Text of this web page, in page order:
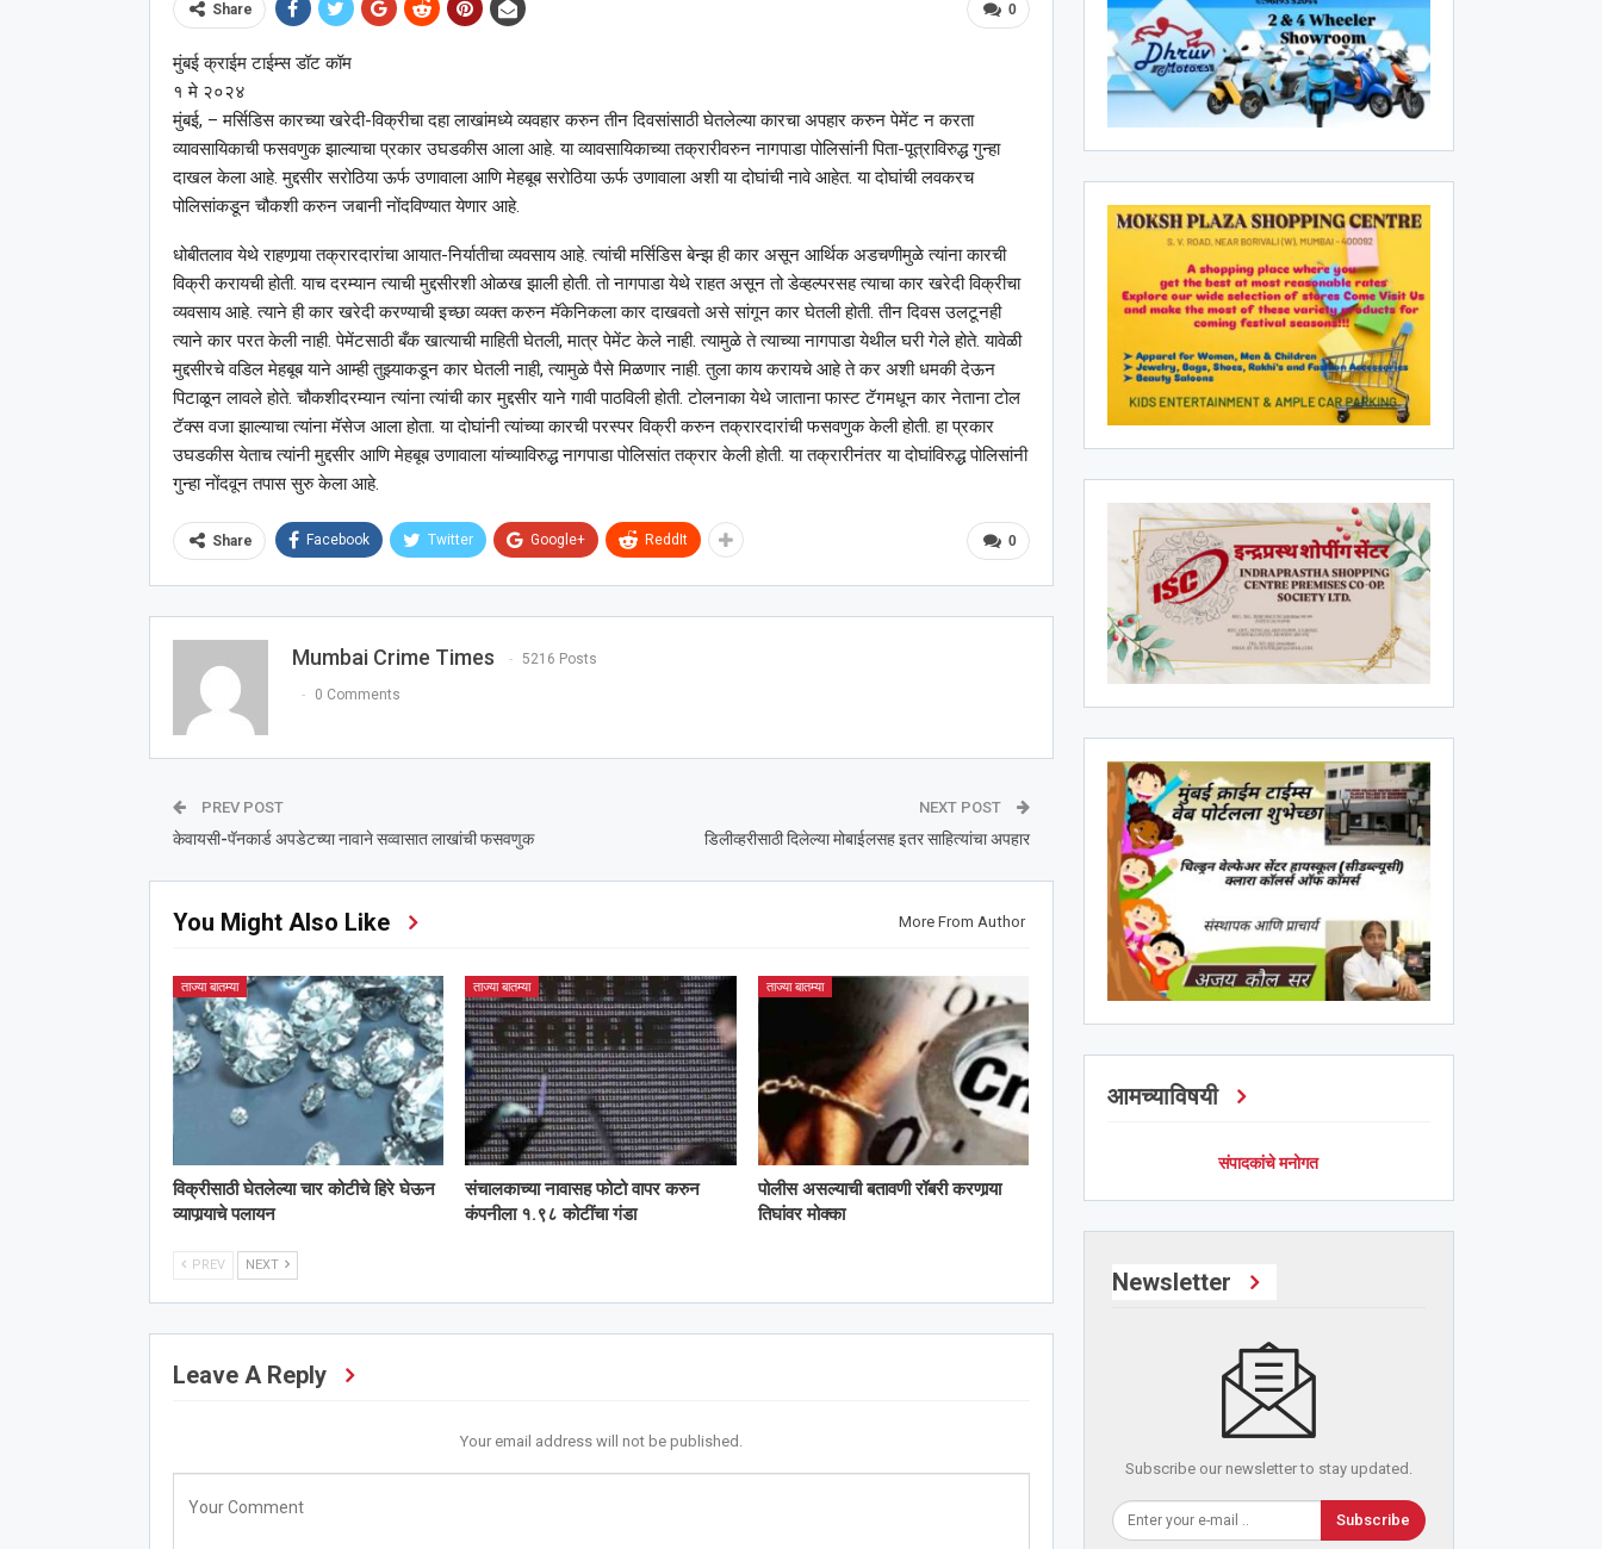
0
Share
मुंबई क्राईम टाईम्स डॉट कॉम
१ मे २०२४
मुंबई, – मर्सिडिस कारच्या खरेदी-विक्रीचा दहा लाखांमध्ये व्यवहार करुन तीन दिवसांसाठी घेतलेल्या कारचा अपहार करुन पेमेंट न करता
व्यावसायिकाची फसवणुक झाल्याचा प्रकार उघडकीस आला आहे. या व्यावसायिकाच्या तक्रारीवरुन नागपाडा पोलिसांनी पिता-पूत्राविरुद्ध गुन्हा
दाखल केला आहे. मुद्दसीर सरोठिया ऊर्फ उणावाला आणि मेहबूब सरोठिया ऊर्फ उणावाला अशी या दोघांची नावे आहेत. या दोघांची लवकरच
पोलिसांकडून चौकशी करुन जबानी नोंदविण्यात येणार आहे.
धोबीतलाव येथे राहणार्‍या तक्रारदारांचा आयात-निर्यातीचा व्यवसाय आहे. त्यांची मर्सिडिस बेन्झ ही कार असून आर्थिक अडचणीमुळे त्यांना कारची
विक्री करायची होती. याच दरम्यान त्याची मुद्दसीरशी ओळख झाली होती. तो नागपाडा येथे राहत असून तो डेव्हल्परसह त्याचा कार खरेदी विक्रीचा
व्यवसाय आहे. त्याने ही कार खरेदी करण्याची इच्छा व्यक्त करुन मॅकेनिकला कार दाखवतो असे सांगून कार घेतली होती. तीन दिवस उलटूनही
त्याने कार परत केली नाही. पेमेंटसाठी बँक खात्याची माहिती घेतली, मात्र पेमेंट केले नाही. त्यामुळे ते त्याच्या नागपाडा येथील घरी गेले होते. यावेळी
मुद्दसीरचे वडिल मेहबूब याने आम्ही तुझ्याकडून कार घेतली नाही, त्यामुळे पैसे मिळणार नाही. तुला काय करायचे आहे ते कर अशी धमकी देऊन
पिटाळून लावले होते. चौकशीदरम्यान त्यांना त्यांची कार मुद्दसीर याने गावी पाठविली होती. टोलनाका येथे जाताना फास्ट टॅगमधून कार नेताना टोल
टॅक्स वजा झाल्याचा त्यांना मॅसेज आला होता. या दोघांनी त्यांच्या कारची परस्पर विक्री करुन तक्रारदारांची फसवणुक केली होती. हा प्रकार
उघडकीस येताच त्यांनी मुद्दसीर आणि मेहबूब उणावाला यांच्याविरुद्ध नागपाडा पोलिसांत तक्रार केली होती. या तक्रारीनंतर या दोघांविरुद्ध पोलिसांनी
गुन्हा नोंदवून तपास सुरु केला आहे.
0
Share Facebook Twitter Google+ ReddIt
Mumbai Crime Times 5216 Posts
0 Comments
PREV POST
केवायसी-पॅनकार्ड अपडेटच्या नावाने सव्वासात लाखांची फसवणुक
NEXT POST
डिलीव्हरीसाठी दिलेल्या मोबाईलसह इतर साहित्यांचा अपहार
You Might Also Like More From Author
ताज्या बातम्या
विक्रीसाठी घेतलेल्या चार कोटीचे हिरे घेऊन
व्यापार्‍याचे पलायन
ताज्या बातम्या
संचालकाच्या नावासह फोटो वापर करुन
कंपनीला १.९८ कोटींचा गंडा
ताज्या बातम्या
पोलीस असल्याची बतावणी रॉबरी करणार्‍या
तिघांवर मोक्का
PREV NEXT
Leave A Reply
Your email address will not be published.
आमच्याविषयी
संपादकांचे मनोगत
Newsletter
Subscribe our newsletter to stay updated.
Subscribe